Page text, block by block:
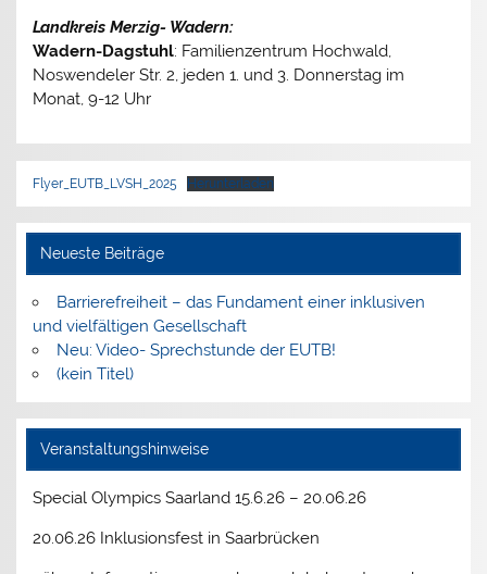
Landkreis Merzig- Wadern:
Wadern-Dagstuhl: Familienzentrum Hochwald,
Noswendeler Str. 2, jeden 1. und 3. Donnerstag im
Monat, 9-12 Uhr
Flyer_EUTB_LVSH_2025 Herunterladen
Neueste Beiträge
Barrierefreiheit – das Fundament einer inklusiven
und vielfältigen Gesellschaft
Neu: Video- Sprechstunde der EUTB!
(kein Titel)
Veranstaltungshinweise
Special Olympics Saarland 15.6.26 – 20.06.26
20.06.26 Inklusionsfest in Saarbrücken